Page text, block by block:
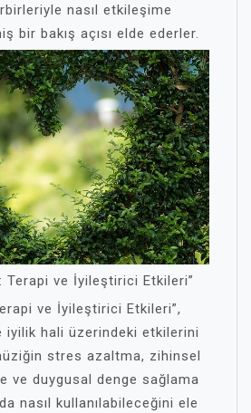
nasıl etkileşime
bir bakış açısı elde ederler.
Terapi ve İyileştirici Etkileri”
ve İyileştirici Etkileri”,
iyilik hali üzerindeki etkilerini
stres azaltma, zihinsel
ve duygusal denge sağlama
nasıl kullanılabileceğini ele